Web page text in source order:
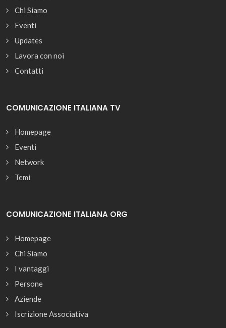
Chi Siamo
Eventi
Updates
Lavora con noi
Contatti
COMUNICAZIONE ITALIANA TV
Homepage
Eventi
Network
Temi
COMUNICAZIONE ITALIANA ORG
Homepage
Chi Siamo
I vantaggi
Persone
Aziende
Iscrizione Associativa